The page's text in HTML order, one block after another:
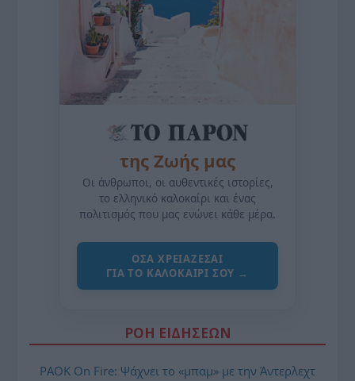
της Ζωής μας
Οι άνθρωποι, οι αυθεντικές ιστορίες,
το ελληνικό καλοκαίρι και ένας
πολιτισμός που μας ενώνει κάθε μέρα.
ΌΣΑ ΧΡΕΙΆΖΕΣΑΙ
ΓΙΑ ΤΟ ΚΑΛΟΚΑΊΡΙ ΣΟΥ →
ΡΟΗ ΕΙΔΗΣΕΩΝ
PAOK On Fire: Ψάχνει το «μπαμ» με την Άντερλεχτ